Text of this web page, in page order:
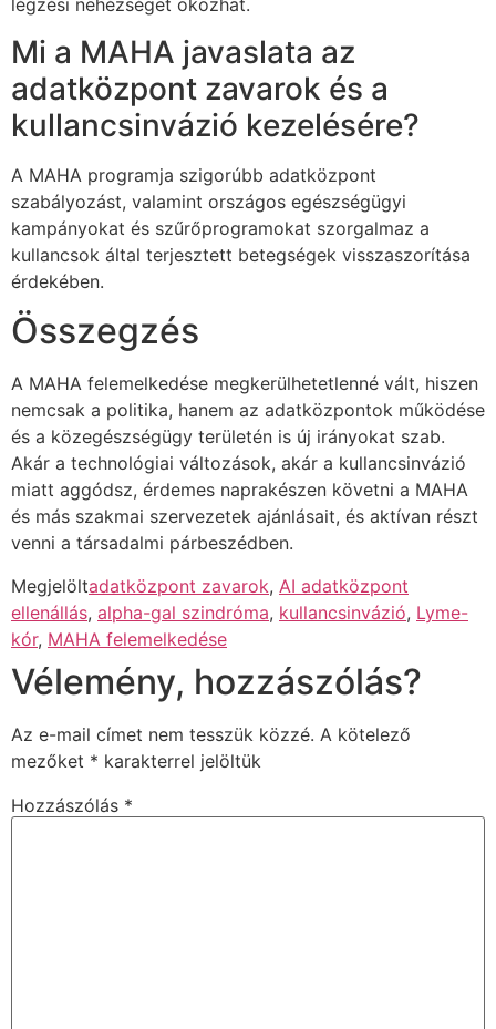
légzési nehézséget okozhat.
Mi a MAHA javaslata az
adatközpont zavarok és a
kullancsinvázió kezelésére?
A MAHA programja szigorúbb adatközpont
szabályozást, valamint országos egészségügyi
kampányokat és szűrőprogramokat szorgalmaz a
kullancsok által terjesztett betegségek visszaszorítása
érdekében.
Összegzés
A MAHA felemelkedése megkerülhetetlenné vált, hiszen
nemcsak a politika, hanem az adatközpontok működése
és a közegészségügy területén is új irányokat szab.
Akár a technológiai változások, akár a kullancsinvázió
miatt aggódsz, érdemes naprakészen követni a MAHA
és más szakmai szervezetek ajánlásait, és aktívan részt
venni a társadalmi párbeszédben.
Megjelöltadatközpont zavarok, AI adatközpont
ellenállás, alpha-gal szindróma, kullancsinvázió, Lyme-
kór, MAHA felemelkedése
Vélemény, hozzászólás?
Az e-mail címet nem tesszük közzé. A kötelező
mezőket * karakterrel jelöltük
Hozzászólás *